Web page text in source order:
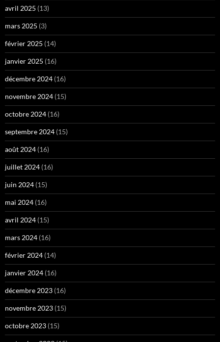
avril 2025 (13)
mars 2025 (3)
février 2025 (14)
janvier 2025 (16)
décembre 2024 (16)
novembre 2024 (15)
octobre 2024 (16)
septembre 2024 (15)
août 2024 (16)
juillet 2024 (16)
juin 2024 (15)
mai 2024 (16)
avril 2024 (15)
mars 2024 (16)
février 2024 (14)
janvier 2024 (16)
décembre 2023 (16)
novembre 2023 (15)
octobre 2023 (15)